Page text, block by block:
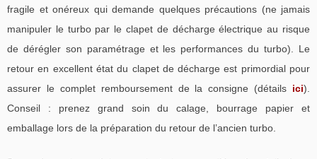
fragile et onéreux qui demande quelques précautions (ne jamais
manipuler le turbo par le clapet de décharge électrique au risque
de dérégler son paramétrage et les performances du turbo). Le
retour en excellent état du clapet de décharge est primordial pour
assurer le complet remboursement de la consigne (détails ici).
Conseil : prenez grand soin du calage, bourrage papier et
emballage lors de la préparation du retour de l’ancien turbo.